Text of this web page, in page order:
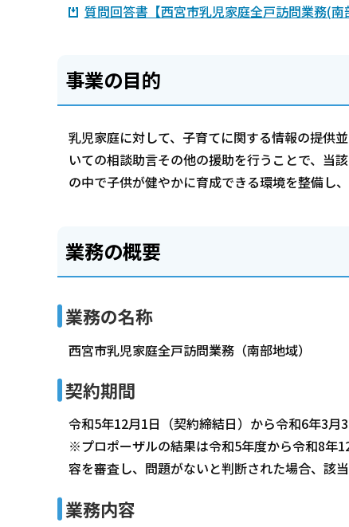
質問回答書【西宮市乳児家庭全戸訪問業務(南
事業の目的
乳児家庭に対して、子育てに関する情報の提供
いての相談助言その他の援助を行うことで、当
の中で子供が健やかに育成できる環境を整備し
業務の概要
業務の名称
西宮市乳児家庭全戸訪問業務（南部地域）
契約期間
令和5年12月1日（契約締結日）から令和6年3月
※プロポーザルの結果は令和5年度から令和8年
容を審査し、問題がないと判断された場合、該
業務内容